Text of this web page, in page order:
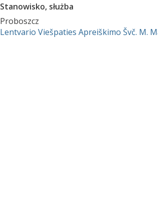
Stanowisko, służba
Proboszcz
Lentvario Viešpaties Apreiškimo Švč. M.